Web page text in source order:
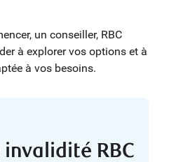
un conseiller, RBC
à explorer vos options et à
à vos besoins.
RBC